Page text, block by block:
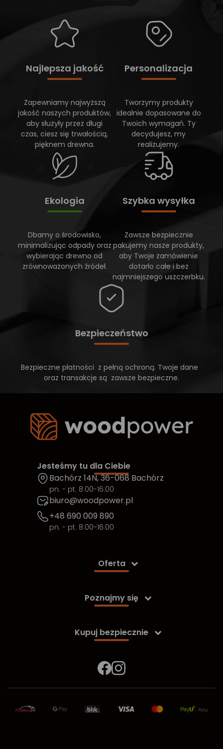
Najlepsza jakość
Zapewniamy najwyższą
jakość naszych produktów,
aby służyły przez długi
czas, ciesz się trwałością,
pięknem drewna.
Personalizacja
Tworzymy produkty
idealnie dopasowane do
Twoich wymagań. Ty
decydujesz, my
realizujemy.
Ekologia
Dbamy o środowisko,
minimalizując odpady oraz
wybierając drewno od
zrównoważonych źródeł.
Szybka wysyłka
Zawsze bezpiecznie
pakujemy nasze produkty,
aby Twoje zamówienie
dotarło całe i bez
najmniejszego uszczerbku.
Bezpieczeństwo
Bezpieczne płatności z pełną ochroną. Twoje dane
oraz transakcje są zawsze bezpieczne.
Jesteśmy tu dla Ciebie
Bachórz 14N, 36-068 Bachórz
pn. - pt. 8:00-16:00
biuro@woodpower.pl
+48 690 009 890
pn. - pt. 8:00-16:00
Oferta 
Poznajmy się 
Kupuj bezpiecznie 